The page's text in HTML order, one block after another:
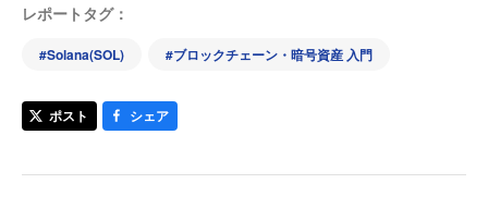
レポートタグ：
#Solana(SOL) #ブロックチェーン・暗号資産 入門
ポスト シェア